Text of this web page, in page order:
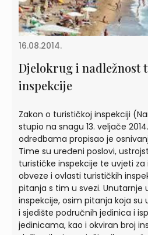
16.08.2014.
Djelokrug i nadležnost
inspekcije
Zakon o turističkoj inspekciji
stupio na snagu 13. veljače
odredbama propisao je
Time su uređeni poslovi,
turističke inspekcije te uvjeti
obveze i ovlasti turističkih
pitanja s tim u svezi. Unutarnje
inspekcije, osim pitanja koja su
i sjedište područnih jedinica i
jedinicama, kao i okviran broj